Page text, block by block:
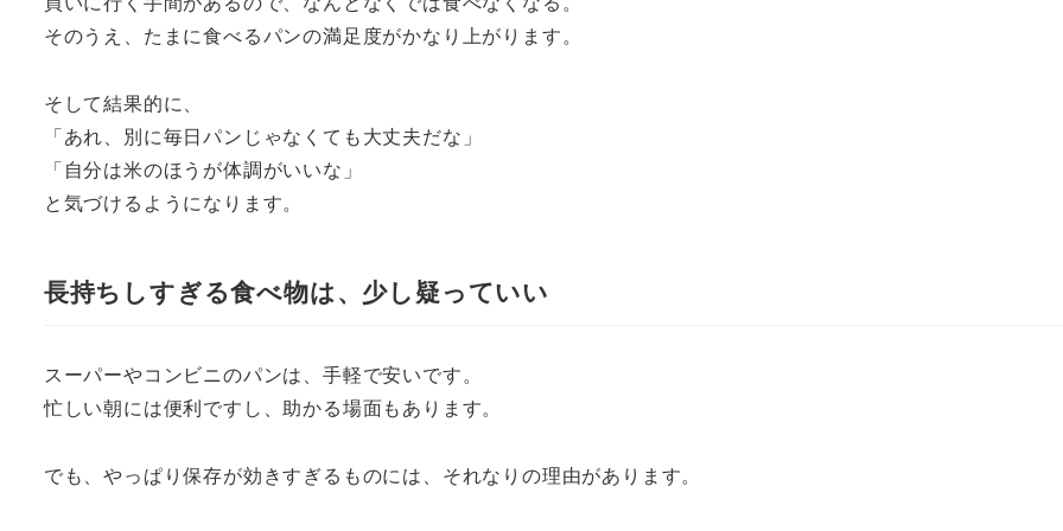
そのうえ、たまに食べるパンの満足度がかなり上がります。
そして結果的に、
「あれ、別に毎日パンじゃなくても大丈夫だな」
「自分は米のほうが体調がいいな」
と気づけるようになります。
長持ちしすぎる食べ物は、少し疑っていい
スーパーやコンビニのパンは、手軽で安いです。
忙しい朝には便利ですし、助かる場面もあります。
でも、やっぱり保存が効きすぎるものには、それなりの理由があります。